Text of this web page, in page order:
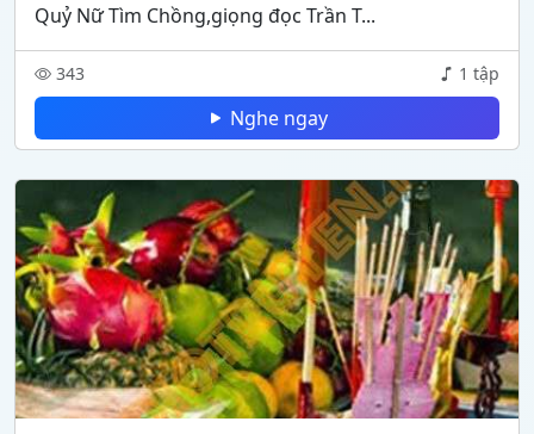
Quỷ Nữ Tìm Chồng,giọng đọc Trần T...
343 1 tập
Nghe ngay